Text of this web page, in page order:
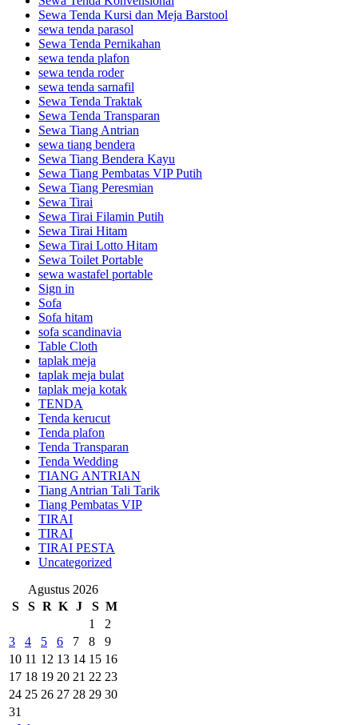
Sewa Tenda Kursi dan Meja Barstool
sewa tenda parasol
Sewa Tenda Pernikahan
sewa tenda plafon
sewa tenda roder
sewa tenda sarnafil
Sewa Tenda Traktak
Sewa Tenda Transparan
Sewa Tiang Antrian
sewa tiang bendera
Sewa Tiang Bendera Kayu
Sewa Tiang Pembatas VIP Putih
Sewa Tiang Peresmian
Sewa Tirai
Sewa Tirai Filamin Putih
Sewa Tirai Hitam
Sewa Tirai Lotto Hitam
Sewa Toilet Portable
sewa wastafel portable
Sign in
Sofa
Sofa hitam
sofa scandinavia
Table Cloth
taplak meja
taplak meja bulat
taplak meja kotak
TENDA
Tenda kerucut
Tenda plafon
Tenda Transparan
Tenda Wedding
TIANG ANTRIAN
Tiang Antrian Tali Tarik
Tiang Pembatas VIP
TIRAI
TIRAI
TIRAI PESTA
Uncategorized
Agustus 2026
S
S R K J S M
1
2
3
4 5 6 7 8
9
10 11 12 13 14 15 16
17 18 19 20 21 22 23
24 25 26 27 28 29 30
31